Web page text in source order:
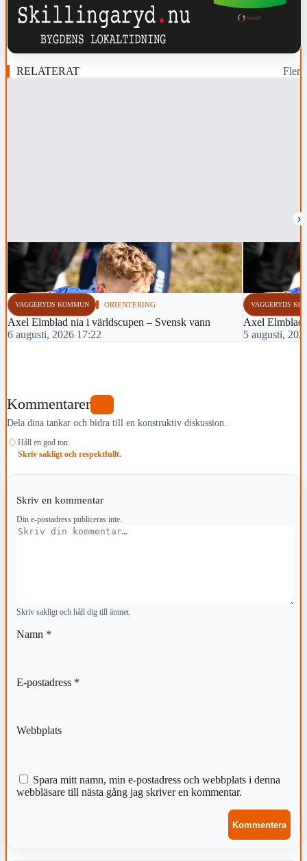
RELATERAT Fler
›
VAGGERYDS KOMMUN ORIENTERING
Axel Elmblad nia i världscupen – Svensk vann
6 augusti, 2026 17:22
VAGGERYDS
Axel Elmblad
5 augusti,
Kommentarer
Dela dina tankar och bidra till en konstruktiv diskussion.
♢ Håll en god ton.
Skriv sakligt och respektfullt.
Skriv en kommentar
Din e-postadress publiceras inte.
Kommentar
Skriv sakligt och håll dig till ämnet.
Namn *
E-postadress *
Webbplats
Spara mitt namn, min e-postadress och webbplats i denna
webbläsare till nästa gång jag skriver en kommentar.